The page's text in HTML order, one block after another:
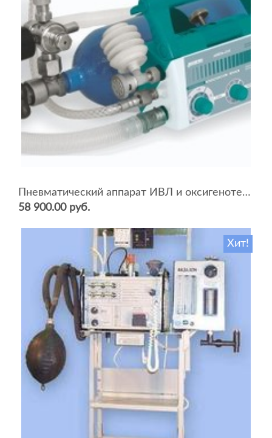
Пневматический аппарат ИВЛ и оксигенотерапии портативный АИВЛп-2/20-«ТМТ»
58 900.00 руб.
Хит!